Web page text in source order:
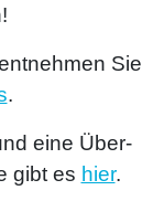
Sie
.
eine Über­
gibt es hier.